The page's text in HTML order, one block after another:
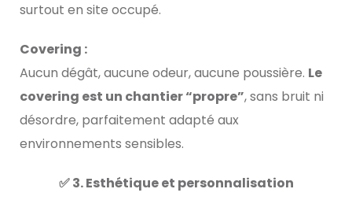
surtout en site occupé.
Covering :
Aucun dégât, aucune odeur, aucune poussière. Le
covering est un chantier “propre”, sans bruit ni
désordre, parfaitement adapté aux
environnements sensibles.
✅ 3. Esthétique et personnalisation